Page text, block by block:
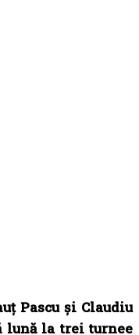
Pascu și Claudiu
lună la trei turnee